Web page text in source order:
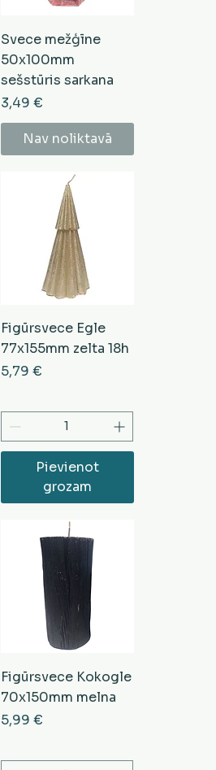
Svece mežģīne
50x100mm
sešstūris sarkana
Cena
3,49 €
Nav noliktavā
Figūrsvece Egle
77x155mm zelta 18h
Cena
5,79 €
Pievienot
grozam
Figūrsvece Kokogle
70x150mm melna
Cena
5,99 €